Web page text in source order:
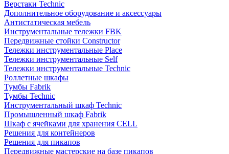
Верстаки Technic
Дополнительное оборудование и аксессуары
Антистатическая мебель
Инструментальные тележки FBK
Передвижные стойки Constructor
Тележки инструментальные Place
Тележки инструментальные Self
Тележки инструментальные Technic
Роллетные шкафы
Тумбы Fabrik
Тумбы Technic
Инструментальный шкаф Technic
Промышленный шкаф Fabrik
Шкаф с ячейками для хранения CELL
Решения для контейнеров
Решения для пикапов
Передвижные мастерские на базе пикапов